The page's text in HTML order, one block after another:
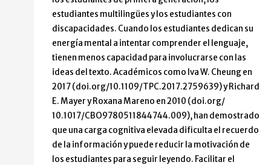
estudiantes multilingües y los estudiantes con
discapacidades. Cuando los estudiantes dedican su
energía mental a intentar comprender el lenguaje,
tienen menos capacidad para involucrarse con las
ideas del texto. Académicos como Iva W. Cheung en
2017 (doi.org/10.1109/TPC.2017.2759639) y Richard
E. Mayer y Roxana Mareno en 2010 (doi.org/
10.1017/CBO9780511844744.009), han demostrado
que una carga cognitiva elevada dificulta el recuerdo
de la información y puede reducir la motivación de
los estudiantes para seguir leyendo. Facilitar el